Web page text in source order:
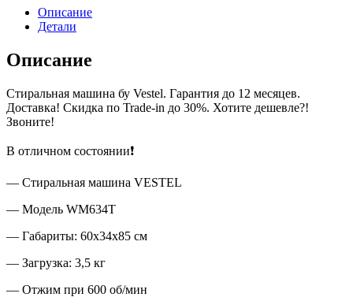
Описание
Детали
Описание
Стиральная машина бу Vestel. Гарантия до 12 месяцев.
Доставка! Скидка по Trade-in до 30%. Хотите дешевле?!
Звоните!
В отличном состоянии❗
— Стиральная машина VESTEL
— Модель WM634T
— Габариты: 60x34x85 см
— Загрузка: 3,5 кг
— Отжим при 600 об/мин